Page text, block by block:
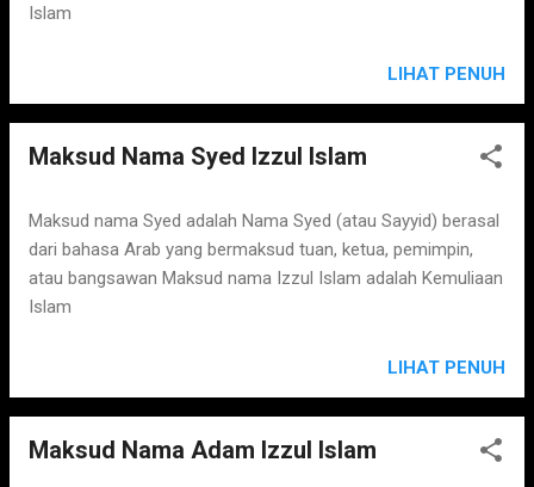
Islam
LIHAT PENUH
Maksud Nama Syed Izzul Islam
Maksud nama Syed adalah Nama Syed (atau Sayyid) berasal
dari bahasa Arab yang bermaksud tuan, ketua, pemimpin,
atau bangsawan Maksud nama Izzul Islam adalah Kemuliaan
Islam
LIHAT PENUH
Maksud Nama Adam Izzul Islam